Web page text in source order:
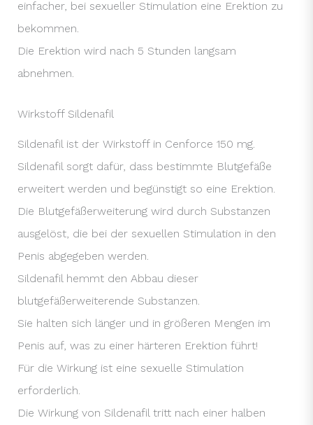
einfacher, bei sexueller Stimulation eine Erektion zu
bekommen.
Die Erektion wird nach 5 Stunden langsam
abnehmen.
Wirkstoff Sildenafil
Sildenafil ist der Wirkstoff in Cenforce 150 mg.
Sildenafil sorgt dafür, dass bestimmte Blutgefäße
erweitert werden und begünstigt so eine Erektion.
Die Blutgefäßerweiterung wird durch Substanzen
ausgelöst, die bei der sexuellen Stimulation in den
Penis abgegeben werden.
Sildenafil hemmt den Abbau dieser
blutgefäßerweiterende Substanzen.
Sie halten sich länger und in größeren Mengen im
Penis auf, was zu einer härteren Erektion führt!
Für die Wirkung ist eine sexuelle Stimulation
erforderlich.
Die Wirkung von Sildenafil tritt nach einer halben